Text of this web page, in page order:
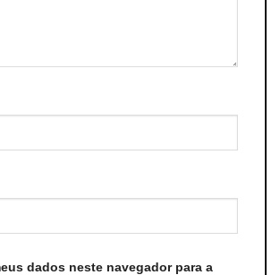
dados neste navegador para a